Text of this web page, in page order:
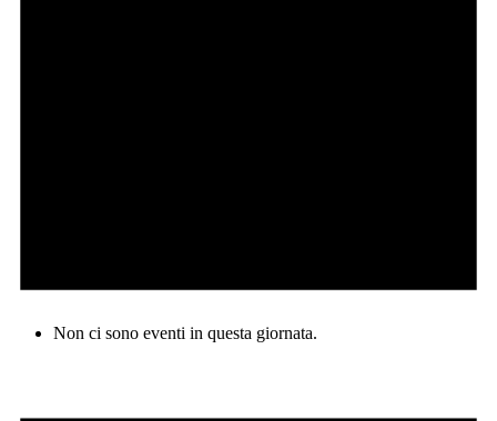
Non ci sono eventi in questa giornata.